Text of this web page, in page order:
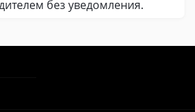
без уведомления.